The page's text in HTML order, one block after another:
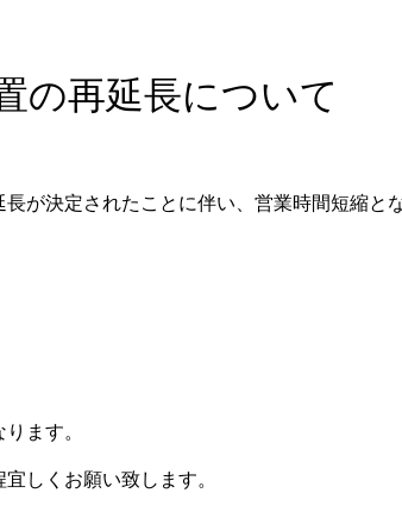
の再延長について
が決定されたことに伴い、営業時間短縮と
ます。
しくお願い致します。